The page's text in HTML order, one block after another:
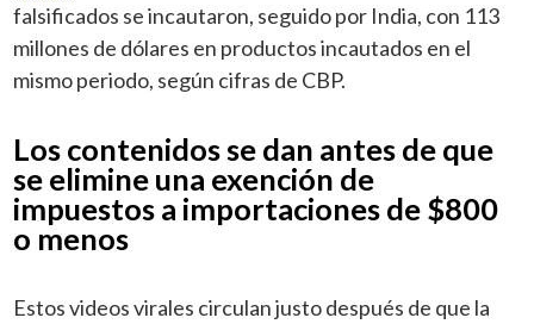
falsificados se incautaron, seguido por India, con 113
millones de dólares en productos incautados en el
mismo periodo, según cifras de CBP.
Los contenidos se dan antes de que
se elimine una exención de
impuestos a importaciones de $800
o menos
Estos videos virales circulan justo después de que la